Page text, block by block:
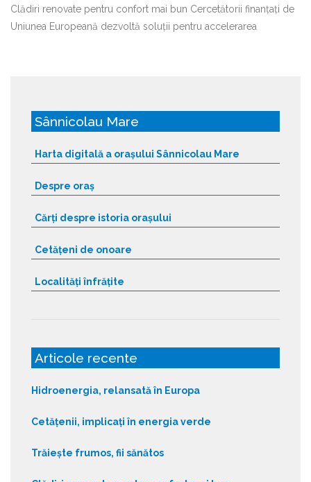
Clădiri renovate pentru confort mai bun Cercetătorii finanțați de
Uniunea Europeană dezvoltă soluții pentru accelerarea
Sânnicolau Mare
Harta digitală a orașului Sânnicolau Mare
Despre oraș
Cărți despre istoria orașului
Cetățeni de onoare
Localități înfrățite
Articole recente
Hidroenergia, relansată în Europa
Cetățenii, implicați în energia verde
Trăiește frumos, fii sănătos